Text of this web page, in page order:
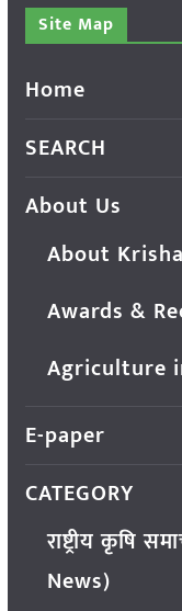
Site Map
Home
SEARCH
About Us
About
Awards &
Agriculture
E-paper
CATEGORY
राष्ट्रीय कृषि
News)